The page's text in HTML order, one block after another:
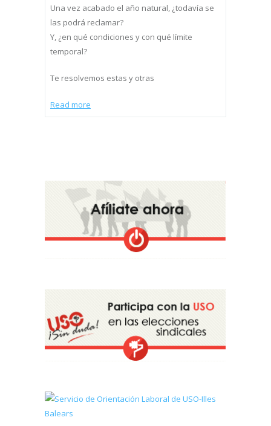
Una vez acabado el año natural, ¿todavía se
las podrá reclamar?
Y, ¿en qué condiciones y con qué límite
temporal?
Te resolvemos estas y otras
Read more